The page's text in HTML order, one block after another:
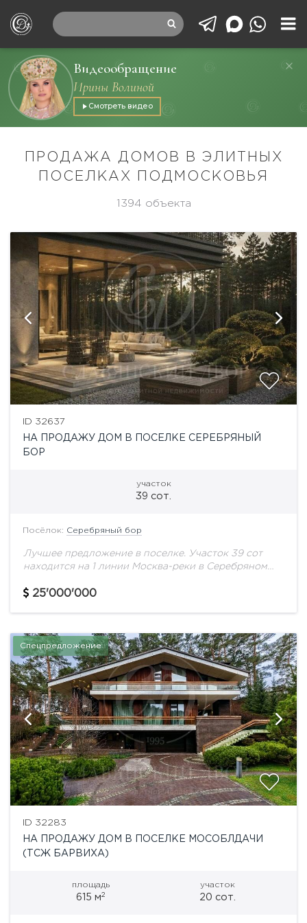
Видеообращение
Ирины Волиной
Смотреть видео
ПРОДАЖА ДОМОВ В ЭЛИТНЫХ
ПОСЕЛКАХ ПОДМОСКОВЬЯ
1394 объекта
ID 32637
НА ПРОДАЖУ ДОМ В ПОСЕЛКЕ СЕРЕБРЯНЫЙ
БОР
участок
39 сот.
Посёлок: Серебряный бор
Лучшее предложение в поселке. Участок 39 сот
находится на 1 линии Москва-реки в Серебряном
газ.вода, электричество Есть разрешение на
25'000'000
Спецпредложение
ID 32283
НА ПРОДАЖУ ДОМ В ПОСЕЛКЕ МОСОБЛДАЧИ
(ТСЖ БАРВИХА)
площадь
615 м2
участок
20 сот.